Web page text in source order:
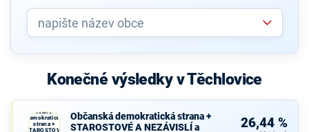
Konečné výsledky v Těchlovice
Občanská
demokratická
strana +
STAROSTOVÉ
Občanská demokratická strana +
STAROSTOVÉ A NEZÁVISLÍ a
26,44 %